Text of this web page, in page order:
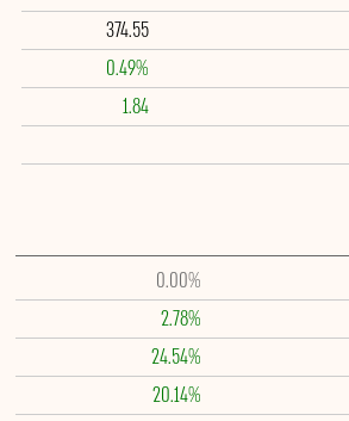
374.55
0.49%
1.84
0.00%
2.78%
24.54%
20.14%